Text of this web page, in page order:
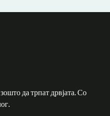
да трпат дрвјата. Со